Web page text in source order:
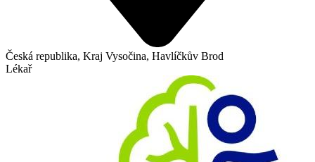
Česká republika, Kraj Vysočina, Havlíčkův Brod
Lékař